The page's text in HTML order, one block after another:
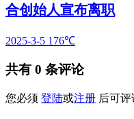
合创始人宣布离职
2025-3-5 176℃
共有 0 条评论
您必须 登陆或注册 后可评